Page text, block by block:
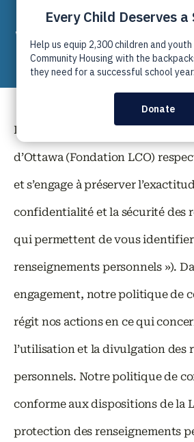
vie privée
La Fondation de logement
d’Ottawa (Fondation LCO)
et s’engage à préserver
confidentialité et la sécurité des
qui permettent de vous identifier
renseignements personnels »).
engagement, notre politique de
régit nos actions en ce qui
l’utilisation et la divulgation des
personnels. Notre politique de
conforme aux dispositions de la
protection des renseignements